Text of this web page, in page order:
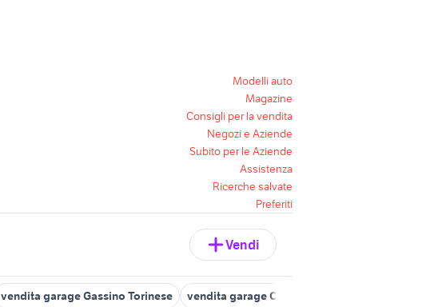
Modelli auto
Magazine
Consigli per la vendita
Negozi e Aziende
Subito per le Aziende
Assistenza
Ricerche salvate
Preferiti
Vendi
vendita garage Gassino Torinese vendita garage Carmagnola